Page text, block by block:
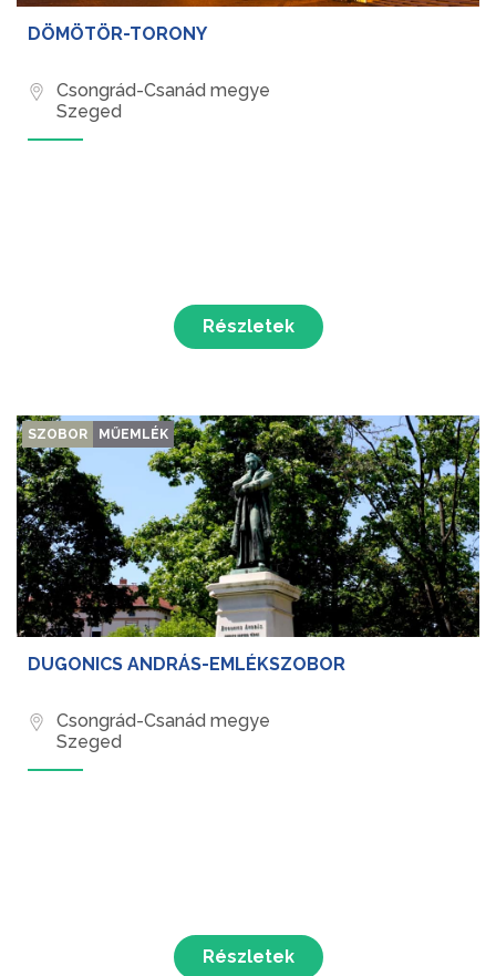
DÖMÖTÖR-TORONY
Csongrád-Csanád megye
Szeged
Részletek
SZOBOR MŰEMLÉK
DUGONICS ANDRÁS-EMLÉKSZOBOR
Csongrád-Csanád megye
Szeged
Részletek